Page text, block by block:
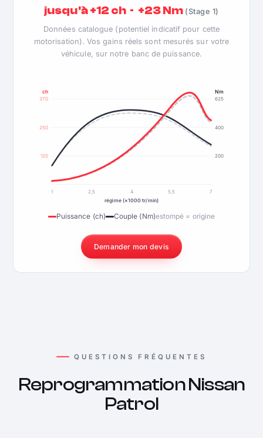
jusqu'à +12 ch · +23 Nm (Stage 1)
Données catalogue (potentiel indicatif pour cette
motorisation). Vos gains réels sont mesurés sur votre
véhicule, sur notre banc de puissance.
120
250
370
200
400
625
ch Nm
1 2,5 4 5,5
7
régime (×1000 tr/min)
Puissance (ch) Couple (Nm)estompé = origine
Demander mon devis
QUESTIONS FRÉQUENTES
Reprogrammation Nissan
Patrol